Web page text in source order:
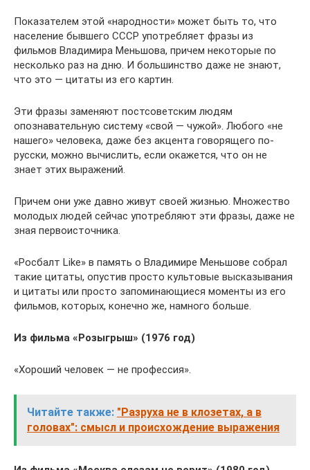
Показателем этой «народности» может быть то, что
население бывшего СССР употребляет фразы из
фильмов Владимира Меньшова, причем некоторые по
несколько раз на дню. И большинство даже не знают,
что это — цитаты из его картин.
Эти фразы заменяют постсоветским людям
опознавательную систему «свой — чужой». Любого «не
нашего» человека, даже без акцента говорящего по-
русски, можно вычислить, если окажется, что он не
знает этих выражений.
Причем они уже давно живут своей жизнью. Множество
молодых людей сейчас употребляют эти фразы, даже не
зная первоисточника.
«Росбалт Like» в память о Владимире Меньшове собрал
такие цитаты, опустив просто культовые высказывания
и цитаты или просто запоминающиеся моменты из его
фильмов, которых, конечно же, намного больше.
Из фильма «Розыгрыш» (1976 год)
«Хороший человек — не профессия».
Читайте также: "Разруха не в клозетах, а в
головах": смысл и происхождение выражения